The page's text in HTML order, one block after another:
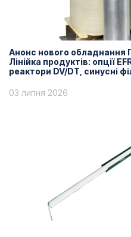
Анонс нового обладнання
Лінійка продуктів: опції
реактори DV/DT, синусні
03 липня 2026